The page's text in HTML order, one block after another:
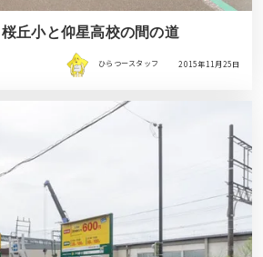
丘小と仰星高校の間の道
ひらつースタッフ 2015年11月25日